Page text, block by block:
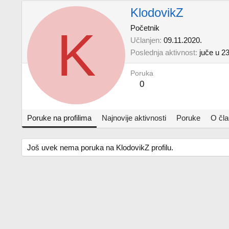
K
KlodovikZ
Početnik
Učlanjen 09.11.2020.
Poslednja aktivnost juče u
Poruka
0
Poruke na profilima Najnovije aktivnosti Poruke O
Još uvek nema poruka na KlodovikZ profilu.